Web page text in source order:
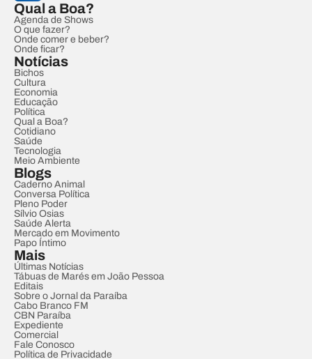
Qual a Boa?
Agenda de Shows
O que fazer?
Onde comer e beber?
Onde ficar?
Notícias
Bichos
Cultura
Economia
Educação
Política
Qual a Boa?
Cotidiano
Saúde
Tecnologia
Meio Ambiente
Blogs
Caderno Animal
Conversa Política
Pleno Poder
Sílvio Osias
Saúde Alerta
Mercado em Movimento
Papo Íntimo
Mais
Últimas Notícias
Tábuas de Marés em João Pessoa
Editais
Sobre o Jornal da Paraíba
Cabo Branco FM
CBN Paraíba
Expediente
Comercial
Fale Conosco
Política de Privacidade